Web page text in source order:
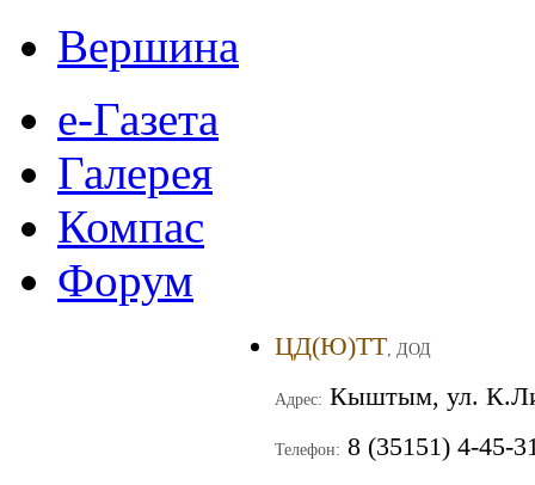
Вершина
е-Газета
Галерея
Компас
Форум
ЦД(Ю)ТТ, ДОД
Адрес: Кыштым, ул.
Телефон: 8 (35151) 4-45-